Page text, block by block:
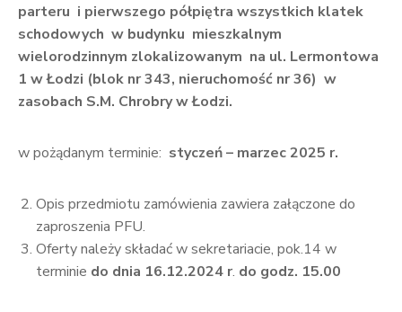
parteru i pierwszego półpiętra wszystkich klatek
schodowych w budynku mieszkalnym
wielorodzinnym zlokalizowanym na ul. Lermontowa
1 w Łodzi (blok nr 343, nieruchomość nr 36) w
zasobach S.M. Chrobry w Łodzi.
w pożądanym terminie: styczeń – marzec 2025 r.
Opis przedmiotu zamówienia zawiera załączone do
zaproszenia PFU.
Oferty należy składać w sekretariacie, pok.14 w
terminie do dnia 16.12.2024 r. do godz. 15.00